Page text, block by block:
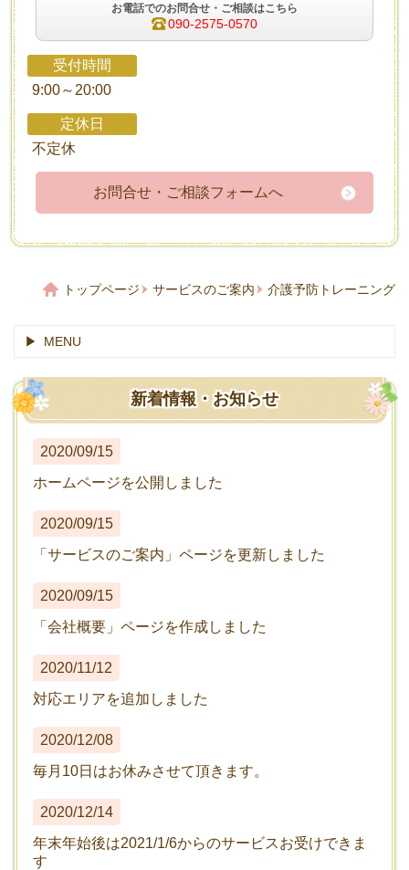
お電話でのお問合せ・ご相談はこちら
090-2575-0570
受付時間
9:00～20:00
定休日
不定休
お問合せ・ご相談フォームへ
トップページ サービスのご案内 介護予防トレーニング
MENU
新着情報・お知らせ
2020/09/15
ホームページを公開しました
2020/09/15
「サービスのご案内」ページを更新しました
2020/09/15
「会社概要」ページを作成しました
2020/11/12
対応エリアを追加しました
2020/12/08
毎月10日はお休みさせて頂きます。
2020/12/14
年末年始後は2021/1/6からのサービスお受けできま
す